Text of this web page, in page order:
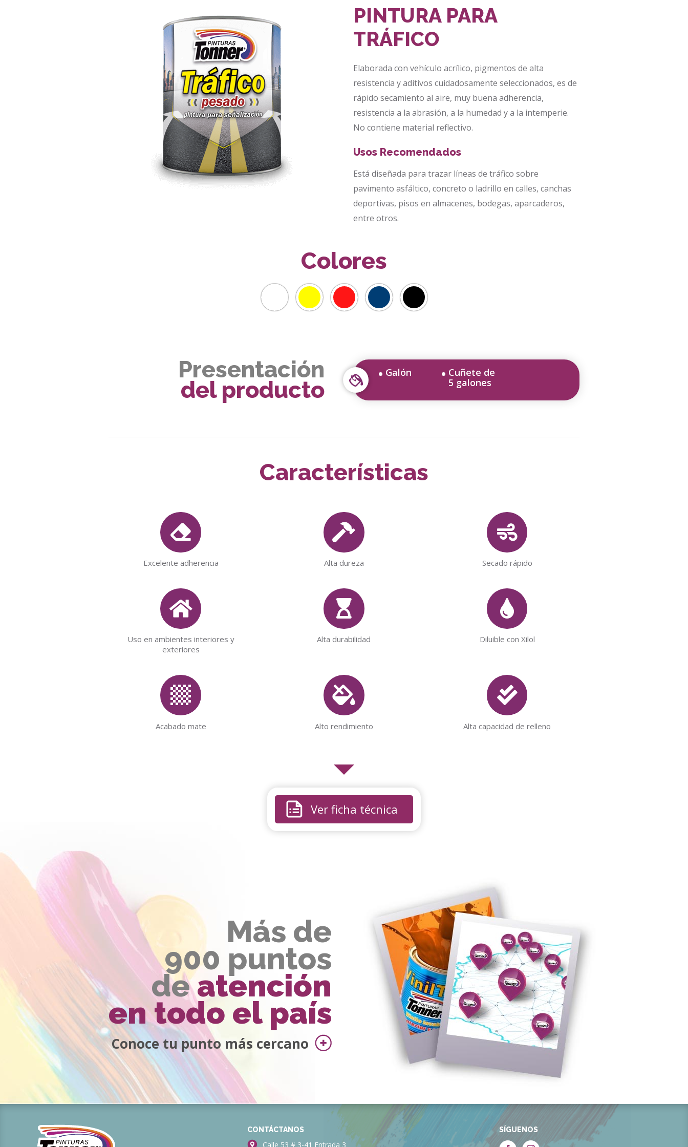
PINTURA PARA
TRÁFICO
Elaborada con vehículo acrílico, pigmentos de alta
resistencia y aditivos cuidadosamente seleccionados, es de
rápido secamiento al aire, muy buena adherencia,
resistencia a la abrasión, a la humedad y a la intemperie.
No contiene material reflectivo.
Usos Recomendados
Está diseñada para trazar líneas de tráfico sobre
pavimento asfáltico, concreto o ladrillo en calles, canchas
deportivas, pisos en almacenes, bodegas, aparcaderos,
entre otros.
Colores
Presentación
del producto
Galón
Cuñete de
5 galones
Características
Excelente adherencia Alta dureza Secado rápido
Uso en ambientes interiores y
exteriores
Alta durabilidad Diluible con Xilol
Acabado mate Alto rendimiento Alta capacidad de relleno
Ver ficha técnica
Más de
900 puntos
deatención
en todo el país
Conoce tu punto más cercano
CONTÁCTANOS
Calle 53 # 3-41 Entrada 3
SÍGUENOS